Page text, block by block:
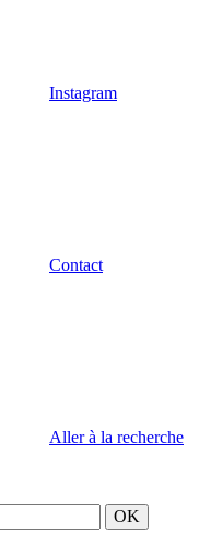
Instagram
Contact
Aller à la recherche